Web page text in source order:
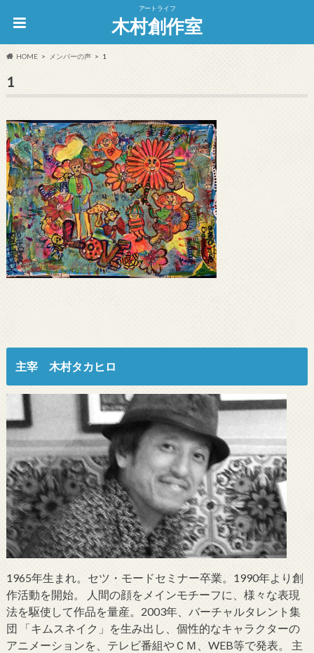
アートライフ
木村創作室
HOME メンバーの声 1
1
主宰 木村タカヒロ
1965年生まれ。セツ・モードセミナー卒業。1990年より創
作活動を開始。 人間の顔をメインモチーフに、様々な表現
法を駆使して作品を量産。2003年、バーチャルタレント集
団 「キムスネイク」を生み出し、個性的なキャラクターの
アニメーションを、テレビ番組やＣＭ、WEB等で発表。 主